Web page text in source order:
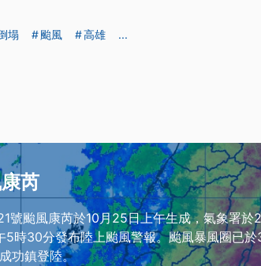
塌 颱風 高雄 ...
芮
號颱風康芮於10月25日上午生成，氣象署
5時30分發布陸上颱風警報。颱風暴風圈已
功鎮登陸。